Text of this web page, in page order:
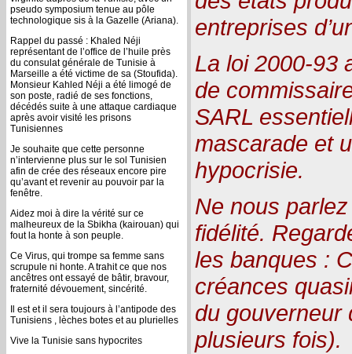
pseudo symposium tenue au pôle
technologique sis à la Gazelle (Ariana).
Rappel du passé : Khaled Néji
représentant de l’office de l’huile près
du consulat générale de Tunisie à
Marseille a été victime de sa (Stoufida).
Monsieur Kahled Néji a été limogé de
son poste, radié de ses fonctions,
décédés suite à une attaque cardiaque
après avoir visité les prisons
Tunisiennes
Je souhaite que cette personne
n’intervienne plus sur le sol Tunisien
afin de crée des réseaux encore pire
qu’avant et revenir au pouvoir par la
fenêtre.
Aidez moi à dire la vérité sur ce
malheureux de la Sbikha (kairouan) qui
fout la honte à son peuple.
Ce Virus, qui trompe sa femme sans
scrupule ni honte. A trahit ce que nos
ancêtres ont essayé de bâtir, bravour,
fraternité dévouement, sincérité.
Il est et il sera toujours à l’antipode des
Tunisiens , lèches botes et au plurielles
Vive la Tunisie sans hypocrites
entreprises
La loi 2000-93
de
SARL
mascarade et
hypocrisie.
Ne nous
fidélité.
les banques :
créances
du gouverneur
plusieurs fois).